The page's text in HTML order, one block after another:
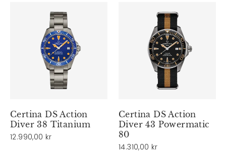
Certina DS Action
Diver 38 Titanium
12.990,00 kr
Certina DS Action
Diver 43 Powermatic
80
14.310,00 kr